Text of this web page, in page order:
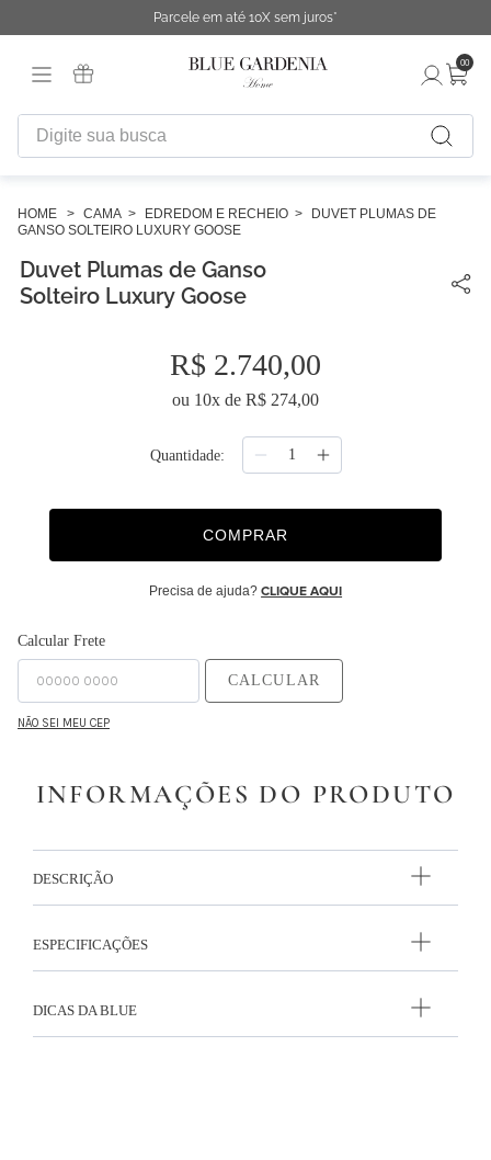
Parcele em até 10X sem juros*
00
Digite sua busca
CAMA EDREDOM E RECHEIO
DUVET PLUMAS DE
GANSO SOLTEIRO LUXURY GOOSE
Duvet Plumas de Ganso
Solteiro Luxury Goose
R$ 2.740,00
ou 10x de R$ 274,00
Quantidade
COMPRAR
Precisa de ajuda? CLIQUE AQUI
Calcular Frete
CALCULAR
NÃO SEI MEU CEP
INFORMAÇÕES DO PRODUTO
DESCRIÇÃO
ESPECIFICAÇÕES
DICAS DA BLUE
1º
fronha
5º
chinelo
6º
necessaire
7º
difusor
10º monet